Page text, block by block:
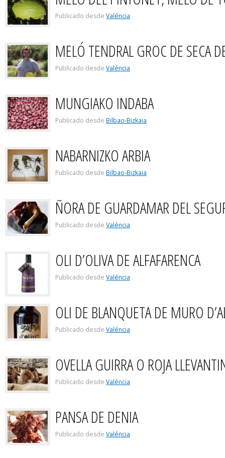
Publicado desde Valéncia
MELÓ TENDRAL GROC DE SECA
Publicado desde Valéncia
MUNGIAKO INDABA
Publicado desde Bilbao-Bizkaia
NABARNIZKO ARBIA
Publicado desde Bilbao-Bizkaia
ÑORA DE GUARDAMAR DEL
Publicado desde Valéncia
OLI D’OLIVA DE ALFAFARENCA
Publicado desde Valéncia
OLI DE BLANQUETA DE MURO
Publicado desde Valéncia
OVELLA GUIRRA O ROJA
Publicado desde Valéncia
PANSA DE DENIA
Publicado desde Valéncia